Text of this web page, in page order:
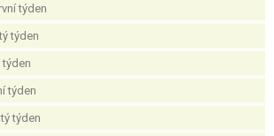
týden
týden
týden
týden
týden